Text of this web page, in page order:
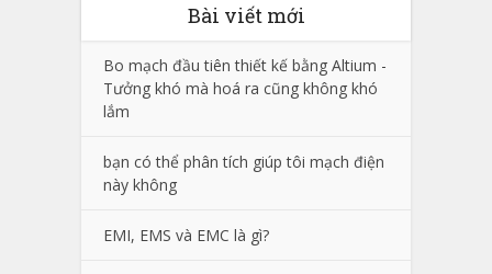
Bài viết mới
Bo mạch đầu tiên thiết kế bằng Altium -
Tưởng khó mà hoá ra cũng không khó
lắm
bạn có thể phân tích giúp tôi mạch điện
này không
EMI, EMS và EMC là gì?